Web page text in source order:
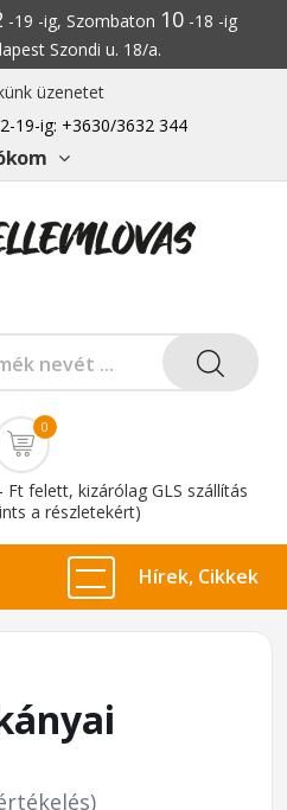
-19 -ig, Szombaton 10-18 -ig
Szondi u. 18/a.
üzenetet
19-ig: +3630/3632 344
0
Ft felett, kizárólag GLS szállítás
a részletekért)
Hírek, Cikkek